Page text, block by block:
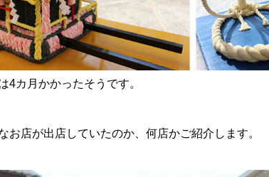
Scissors
田宝飾時計店
4カ月かかったそうです。
お店が出店していたのか、何店かご紹介します。